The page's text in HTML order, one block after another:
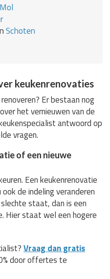
Mol
Schoten
keukenrenovaties
Er bestaan nog
het vernieuwen van de
antwoord op
vragen.
of een nieuwe
Een keukenrenovatie
de indeling veranderen
staat, dan is een
Hier staat wel een hogere
Vraag dan gratis
door offertes te